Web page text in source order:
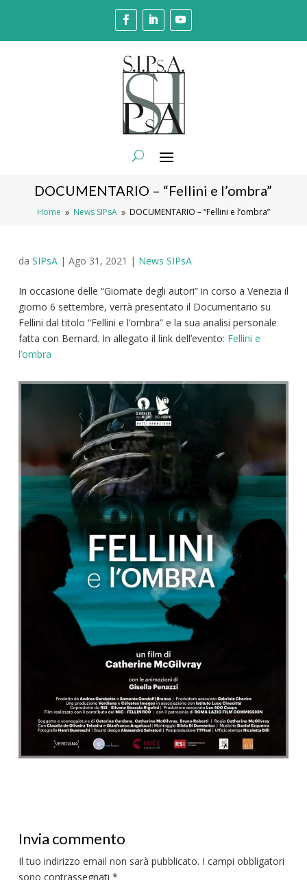
DOCUMENTARIO – “Fellini e l’ombra”
Home 9 News SIPsA 9 DOCUMENTARIO – “Fellini e l’ombra”
da SIPsA| Ago 31, 2021 | News SIPsA
In occasione delle “Giornate degli autori” in corso a Venezia il
giorno 6 settembre, verrà presentato il Documentario su
Fellini dal titolo “Fellini e l’ombra” e la sua analisi personale
fatta con Bernard. In allegato il link dell’evento: Fellini e
l’ombra
Invia commento
Il tuo indirizzo email non sarà pubblicato. I campi obbligatori
sono contrassegnati *